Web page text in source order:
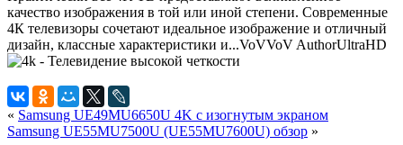
качество изображения в той или иной степени. Современные
4К телевизоры сочетают идеальное изображение и отличный
дизайн, классные характеристики и...VoVVoV AuthorUltraHD
« Samsung UE49MU6650U 4K с изогнутым экраном
Samsung UE55MU7500U (UE55MU7600U) обзор »